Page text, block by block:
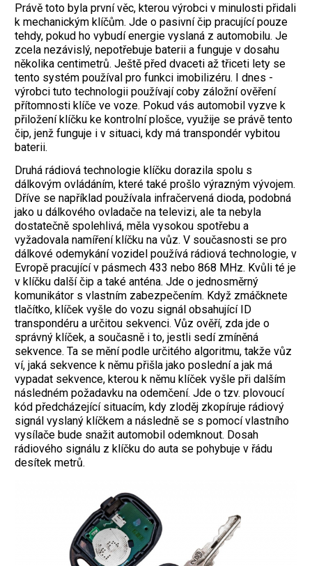
Právě toto byla první věc, kterou výrobci v minulosti přidali
k mechanickým klíčům. Jde o pasivní čip pracující pouze
tehdy, pokud ho vybudí energie vyslaná z automobilu. Je
zcela nezávislý, nepotřebuje baterii a funguje v dosahu
několika centimetrů. Ještě před dvaceti až třiceti lety se
tento systém používal pro funkci imobilizéru. I dnes ­
výrobci tuto technologii používají coby záložní ověření
přítomnosti ­klíče ve voze. Pokud vás automobil vyzve k
přiložení klíčku ke kontrolní plošce, využije se právě tento
čip, jenž funguje i v situaci, kdy má transpondér vybitou
baterii.
Druhá rádiová technologie klíčku dorazila spolu s
dálkovým ovládáním, které také prošlo výrazným vývojem.
Dříve se například používala infračervená dioda, podobná
jako u dálkového ovladače na televizi, ale ta nebyla
dostatečně spolehlivá, měla vysokou spotřebu a
vyžadovala namíření klíčku na vůz. V současnosti se pro
dálkové odemykání vozidel používá rádiová technologie, v
Evropě pracující v pásmech 433 nebo 868 MHz. Kvůli té je
v klíčku další čip a také anténa. Jde o jednosměrný
komunikátor s vlastním zabezpečením. Když zmáčknete
tlačítko, klíček vyšle do vozu signál obsahující ID
transpondéru a určitou sekvenci. Vůz ověří, zda jde o
správný klíček, a současně i to, jestli sedí zmíněná
sekvence. Ta se mění podle určitého algoritmu, takže vůz
ví, jaká sekvence k němu přišla jako poslední a jak má
vypadat sekvence, kterou k němu klíček vyšle při dalším
následném požadavku na odemčení. Jde o tzv. plovoucí
kód předcházející situacím, kdy zloděj zkopíruje rádiový
signál vyslaný klíčkem a následně se s pomocí vlastního
vysílače bude snažit automobil odemknout. Dosah
rádiového signálu z klíčku do auta se pohybuje v řádu
desítek metrů.